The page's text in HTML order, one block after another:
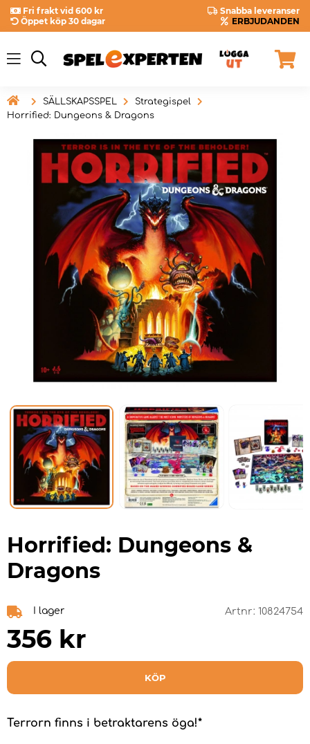
Fri frakt vid 600 kr
Snabba leveranser
Öppet köp 30 dagar
ERBJUDANDEN
 SÄLLSKAPSSPEL
Strategispel
Horrified: Dungeons & Dragons
Horrified: Dungeons &
Dragons
I lager Artnr: 10824754
356 kr
KÖP
Terrorn finns i betraktarens öga!*